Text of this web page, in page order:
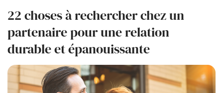
22 choses à rechercher chez un
partenaire pour une relation
durable et épanouissante